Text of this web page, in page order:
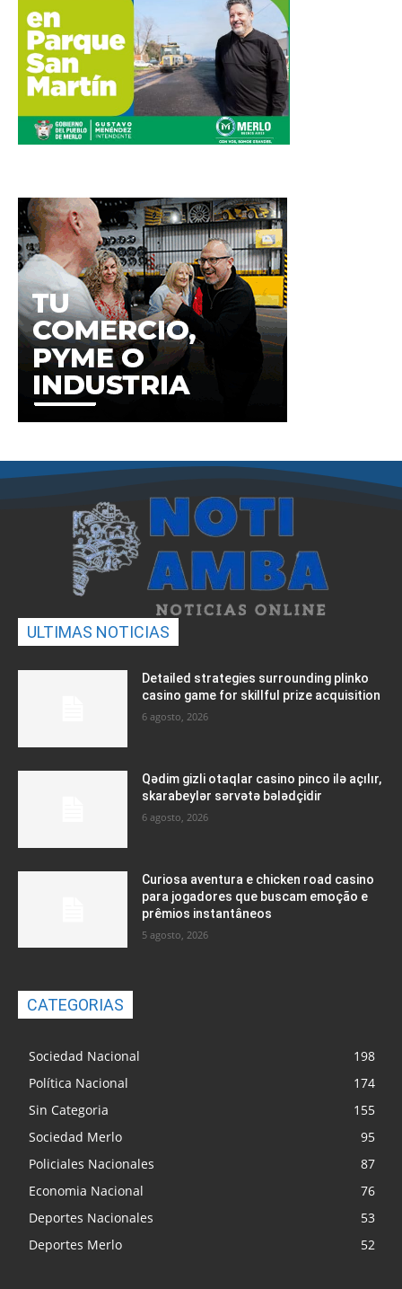
ULTIMAS NOTICIAS
Detailed strategies surrounding plinko
casino game for skillful prize acquisition
6 agosto, 2026
Qədim gizli otaqlar casino pinco ilə açılır,
skarabeylər sərvətə bələdçidir
6 agosto, 2026
Curiosa aventura e chicken road casino
para jogadores que buscam emoção e
prêmios instantâneos
5 agosto, 2026
CATEGORIAS
Sociedad Nacional
198
Política Nacional
174
Sin Categoria
155
Sociedad Merlo
95
Policiales Nacionales
87
Economia Nacional
76
Deportes Nacionales
53
Deportes Merlo
52